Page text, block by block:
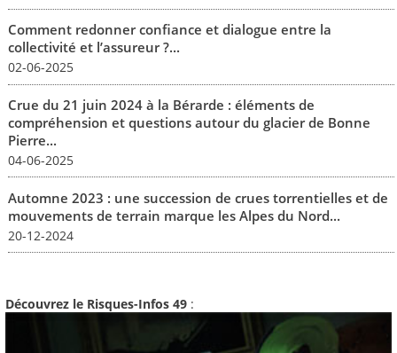
Comment redonner confiance et dialogue entre la
collectivité et l’assureur ?...
02-06-2025
Crue du 21 juin 2024 à la Bérarde : éléments de
compréhension et questions autour du glacier de Bonne
Pierre...
04-06-2025
Automne 2023 : une succession de crues torrentielles et de
mouvements de terrain marque les Alpes du Nord...
20-12-2024
Découvrez le Risques-Infos 49 :